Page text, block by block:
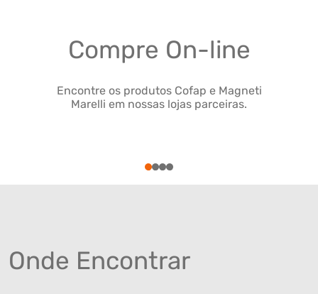
Compre On-line
Encontre os produtos Cofap e Magneti
Marelli em nossas lojas parceiras.
1234
Onde Encontrar